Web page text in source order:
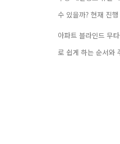
수 있을까? 현재 진
아파트 블라인드 무
로 쉽게 하는 순서와